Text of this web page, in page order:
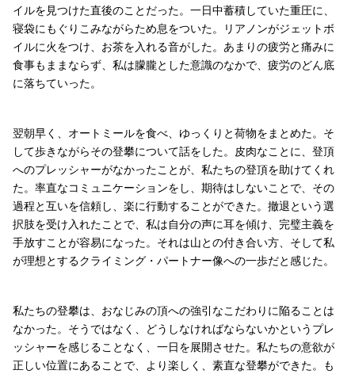
イルを見つけた直後のことだった。一日中蓄積していた重圧に、
寝袋にもぐりこみながらため息をついた。リアノンがジェットボ
イルに火をつけ、お茶を入れる音がした。あまりの疲労と痛みに
食事もままならず、私は朦朧とした意識のなかで、疲労のどん底
に落ちていった。
翌朝早く、オートミールを食べ、ゆっくりと荷物をまとめた。そ
して歩きながらその登攀について話をした。皮肉なことに、登頂
へのプレッシャーがなかったことが、私たちの登頂を助けてくれ
た。率直なコミュニケーションをし、期待はしないことで、その
過程と互いを信頼し、楽に行動することができた。撤退という選
択肢を受け入れたことで、私は自分の声に耳を傾け、完璧主義を
手放すことが容易になった。それは山との付き合い方、そして私
が理想とするクライミング・パートナー像への一歩だと感じた。
私たちの登攀は、おなじみの頂への強引なこだわりに陥ることは
なかった。そうではなく、どうしなければならないかというプレ
ッシャーを感じることなく、一日を展開させた。私たちの意欲が
正しい位置にあることで、より楽しく、素直な登攀ができた。も